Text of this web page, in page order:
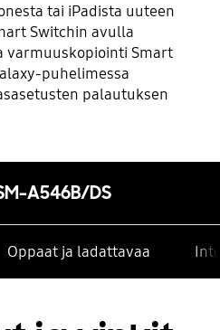
tai iPadista uuteen
Switchin avulla
varmuuskopiointi Smart
puhelimessa
palautuksen
A546B/DS
Oppaat ja ladattavaa